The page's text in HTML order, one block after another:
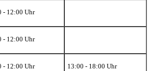
- 12:00 Uhr
- 12:00 Uhr
- 12:00 Uhr
13:00 - 18:00 Uhr